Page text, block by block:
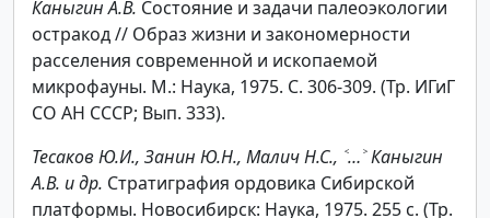
Каныгин А.В. Состояние и задачи палеоэкологии
остракод // Образ жизни и закономерности
расселения современной и ископаемой
микрофауны. М.: Наука, 1975. С. 306-309. (Тр. ИГиГ
СО АН СССР; Вып. 333).
Тесаков Ю.И., Занин Ю.Н., Малич Н.С., ˂…˃ Каныгин
А.В. и др. Стратиграфия ордовика Сибирской
платформы. Новосибирск: Наука, 1975. 255 с. (Тр.